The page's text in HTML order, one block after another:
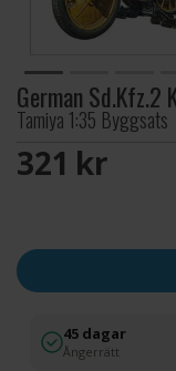
German
Tamiya 1:35 Byggsats
321 SEK
45 dagar
Ångerrätt